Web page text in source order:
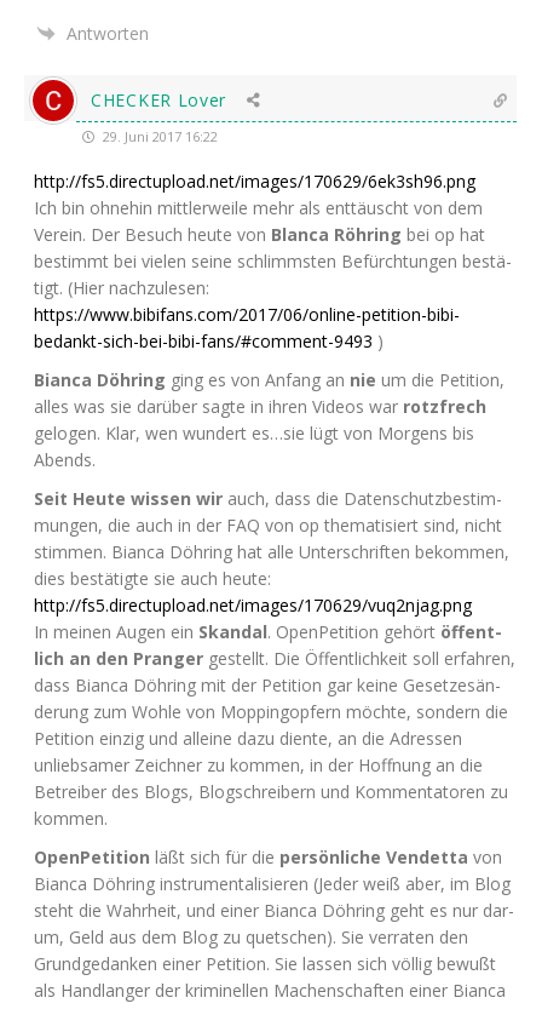
Antworten
CHECKER Lover
29. Juni 2017 16:22
http://fs5.directupload.net/images/170629/6ek3sh96.png
Ich bin ohne­hin mitt­ler­wei­le mehr als ent­täuscht von dem
Ver­ein. Der Besuch heu­te von Blan­ca Röh­ring bei op hat
bestimmt bei vie­len sei­ne schlimms­ten Befürch­tun­gen bestä­
tigt. (Hier nach­zu­le­sen:
https://www.bibifans.com/2017/06/online-petition-bibi-
bedankt-sich-bei-bibi-fans/#comment-9493 )
Bian­ca Döh­ring ging es von Anfang an nie um die Peti­ti­on,
alles was sie dar­über sag­te in ihren Vide­os war rotz­frech
gelo­gen. Klar, wen wun­dert es…sie lügt von Mor­gens bis
Abends.
Seit Heu­te wis­sen wir auch, dass die Daten­schutz­be­stim­
mun­gen, die auch in der FAQ von op the­ma­ti­siert sind, nicht
stim­men. Bian­ca Döh­ring hat alle Unter­schrif­ten bekom­men,
dies bestä­tig­te sie auch heute:
http://fs5.directupload.net/images/170629/vuq2njag.png
In mei­nen Augen ein Skan­dal. Open­Pe­ti­ti­on gehört öffent­
lich an den Pran­ger gestellt. Die Öffent­lich­keit soll erfah­ren,
dass Bian­ca Döh­ring mit der Peti­ti­on gar kei­ne Geset­zes­än­
de­rung zum Woh­le von Mop­ping­op­fern möch­te, son­dern die
Peti­ti­on ein­zig und allei­ne dazu dien­te, an die Adres­sen
unlieb­sa­mer Zeich­ner zu kom­men, in der Hoff­nung an die
Betrei­ber des Blogs, Blog­schrei­bern und Kom­men­ta­to­ren zu
kommen.
Open­Pe­ti­ti­on läßt sich für die per­sön­li­che Ven­det­ta von
Bian­ca Döh­ring instru­men­ta­li­sie­ren (Jeder weiß aber, im Blog
steht die Wahr­heit, und einer Bian­ca Döh­ring geht es nur dar­
um, Geld aus dem Blog zu quet­schen). Sie ver­ra­ten den
Grund­ge­dan­ken einer Peti­ti­on. Sie las­sen sich völ­lig bewußt
als Hand­lan­ger der kri­mi­nel­len Machen­schaf­ten einer Bian­ca